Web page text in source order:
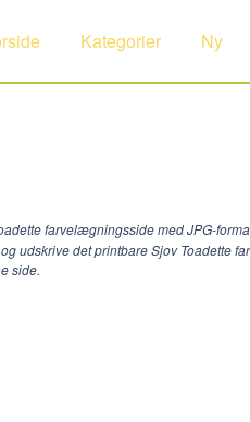
Kategorier Ny
farvelægningsside med JPG-
udskrive det printbare Sjov Toadette
side.